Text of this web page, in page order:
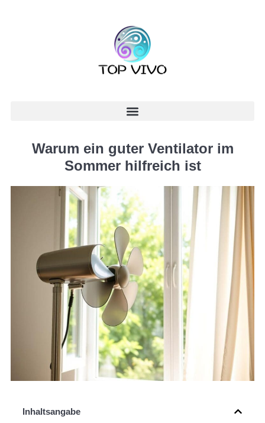
Warum ein guter Ventilator im
Sommer hilfreich ist
Inhaltsangabe